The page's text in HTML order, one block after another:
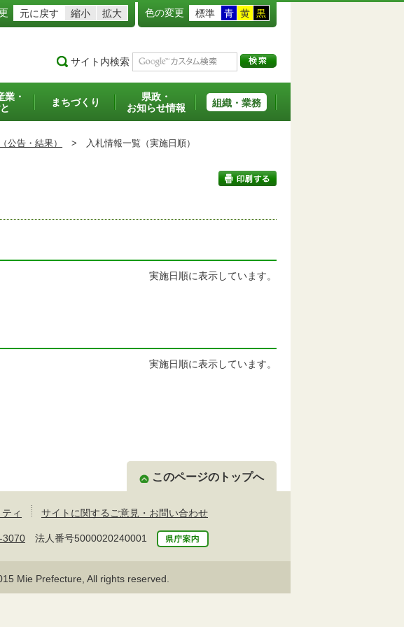
元に戻す 縮小 拡大 色の変更 標準 青 黄 黒
サイト内検索
業・
まちづくり
県政・
お知らせ情報
組織・業務
公告・結果） > 入札情報一覧（実施日順）
実施日順に表示しています。
実施日順に表示しています。
このページのトップへ
ィ サイトに関するご意見・お問い合わせ
3070 法人番号5000020240001
Mie Prefecture, All rights reserved.